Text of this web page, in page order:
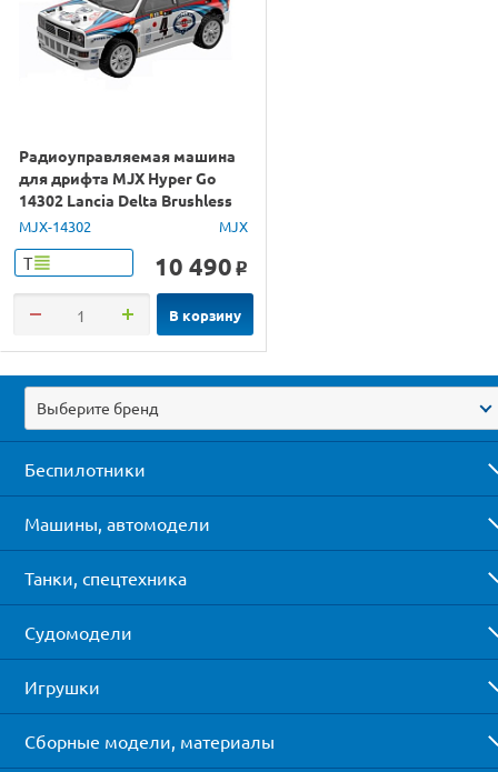
Радиоуправляемая машина
для дрифта MJX Hyper Go
14302 Lancia Delta Brushless
4WD 2.4G LED 1/14 RTR
MJX-14302 MJX
Т 10 490 o
В корзину
Выберите бренд
Беспилотники
Машины, автомодели
Танки, спецтехника
Судомодели
Игрушки
Сборные модели, материалы